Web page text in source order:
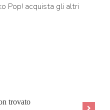
Pop! acquista gli altri
trovato